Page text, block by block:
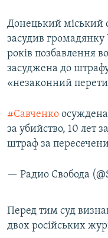
Донецький міський
засудив
років позбавлення
засуджена до
«незаконний
#Савченко
за убийство, 10 лет
штраф за
— Радио Свобода
Перед тим суд
двох російських